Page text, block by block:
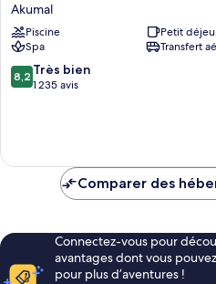
Tulum
-
Hyatt
Inclusive
Collection
Akumal
Piscine
Petit
Spa
Transfert
8.2
sur
8,2 Très bien
1 235 avis
Comparer des
Connectez-vous pour
avantages dont vous
pour plus d’aventures !